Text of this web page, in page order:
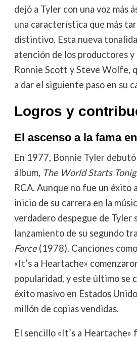
dejó a Tyler con una voz más
una característica que más
distintivo. Esta nueva
atención de los productores
Ronnie Scott y Steve Wolfe,
a dar el siguiente paso en su
Logros y
El ascenso a la fama
En 1977, Bonnie Tyler
álbum, The World Starts
RCA. Aunque no fue un éxito
inicio de su carrera en la
verdadero despegue de Tyler
lanzamiento de su segundo
Force(1978). Canciones
«It’s a Heartache»
popularidad, y este último se
éxito masivo en Estados
millón de copias vendidas.
El sencillo «It’s a Heartache»